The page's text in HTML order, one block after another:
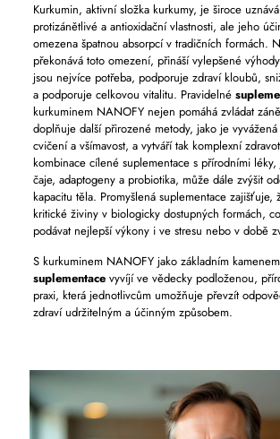
Kurkumin, aktivní složka kurkumy, je široce
protizánětlivé a antioxidační vlastnosti, ale jeho
omezena špatnou absorpcí v tradičních formách.
překonává toto omezení, přináší vylepšené
jsou nejvíce potřeba, podporuje zdraví kloubů,
a podporuje celkovou vitalitu. Pravidelné
kurkuminem NANOFY nejen pomáhá zvládat
doplňuje další přirozené metody, jako je
cvičení a všímavost, a vytváří tak komplexní
kombinace cílené suplementace s přírodními
čaje, adaptogeny a probiotika, může dále zvýšit
kapacitu těla. Promyšlená suplementace zajišťuje,
kritické živiny v biologicky dostupných formách,
podávat nejlepší výkony i ve stresu nebo v době
S kurkuminem NANOFY jako základním
suplementacevyvíjí ve vědecky podloženou,
praxi, která jednotlivcům umožňuje převzít
zdraví udržitelným a účinným způsobem.